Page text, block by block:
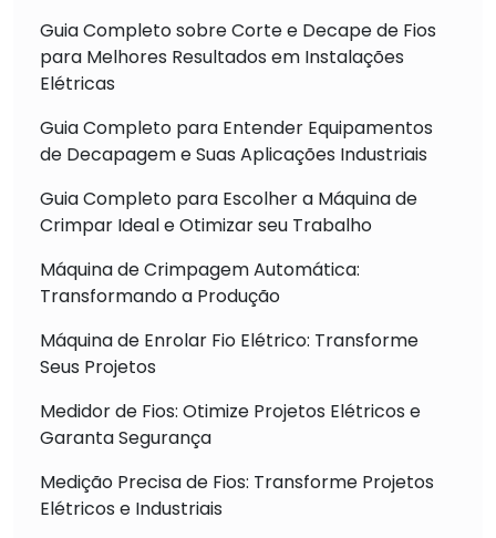
Guia Completo sobre Corte e Decape de Fios
para Melhores Resultados em Instalações
Elétricas
Guia Completo para Entender Equipamentos
de Decapagem e Suas Aplicações Industriais
Guia Completo para Escolher a Máquina de
Crimpar Ideal e Otimizar seu Trabalho
Máquina de Crimpagem Automática:
Transformando a Produção
Máquina de Enrolar Fio Elétrico: Transforme
Seus Projetos
Medidor de Fios: Otimize Projetos Elétricos e
Garanta Segurança
Medição Precisa de Fios: Transforme Projetos
Elétricos e Industriais